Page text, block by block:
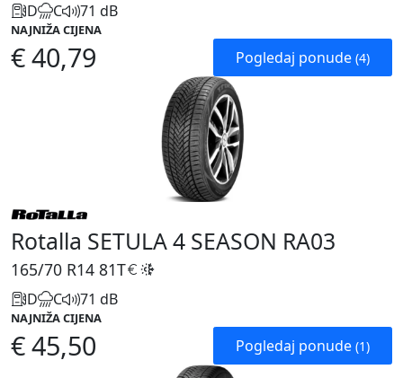
D C 71 dB
NAJNIŽA CIJENA
€ 40,79 Pogledaj ponude (4)
Rotalla SETULA 4 SEASON RA03
165/70 R14 81T
D C 71 dB
NAJNIŽA CIJENA
€ 45,50 Pogledaj ponude (1)